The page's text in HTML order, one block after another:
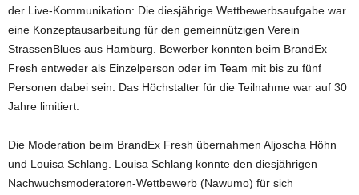
der Live-Kommunikation: Die diesjährige Wettbewerbsaufgabe war
eine Konzeptausarbeitung für den gemeinnützigen Verein
StrassenBlues aus Hamburg. Bewerber konnten beim BrandEx
Fresh entweder als Einzelperson oder im Team mit bis zu fünf
Personen dabei sein. Das Höchstalter für die Teilnahme war auf 30
Jahre limitiert.
Die Moderation beim BrandEx Fresh übernahmen Aljoscha Höhn
und Louisa Schlang. Louisa Schlang konnte den diesjährigen
Nachwuchsmoderatoren-Wettbewerb (Nawumo) für sich